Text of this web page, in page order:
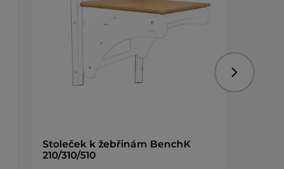
Stoleček k žebřinám BenchK
210/310/510